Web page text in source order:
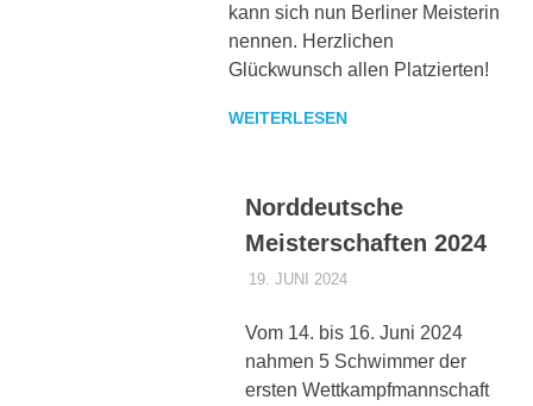
kann sich nun Berliner Meisterin
nennen. Herzlichen
Glückwunsch allen Platzierten!
WEITERLESEN
Norddeutsche
Meisterschaften 2024
19. JUNI 2024POSEIDONADMIN
AKTUELLES 1.
VERSCHIEDENES
Vom 14. bis 16. Juni 2024
nahmen 5 Schwimmer der
ersten Wettkampfmannschaft